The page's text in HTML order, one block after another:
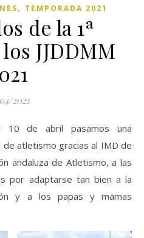
, TEMPORADA 2021
de la 1ª
JJDDMM
2021
10 de abril pasamos una
de atletismo gracias al IMD de
andaluza de Atletismo, a las
por adaptarse tan bien a la
y a los papas y mamas